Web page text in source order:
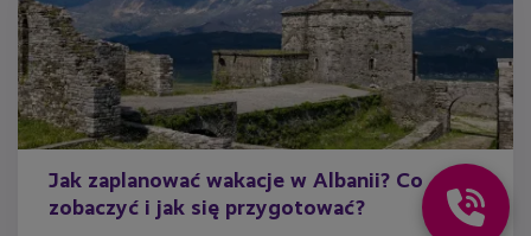
Jak zaplanować wakacje w Albanii? Co
zobaczyć i jak się przygotować?